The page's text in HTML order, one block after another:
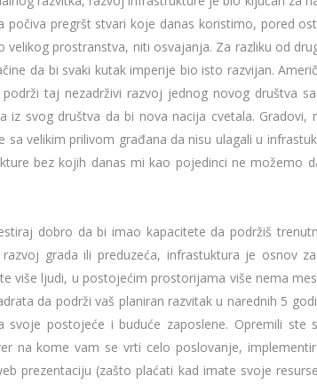
pregršt stvari koje danas koristimo, pored
prostranstva, niti osvajanja. Za razliku od
da bi svaki kutak imperije bio isto razvijan.
taj nezadrživi razvoj jednog novog društva
svog društva da bi nova nacija cvetala. Gradovi,
velikim prilivom građana da nisu ulagali u
bez kojih danas mi kao pojedinci ne možemo
dobro da bi imao kapacitete da podržiš
grada ili preduzeća, infrastuktura je osnov
više ljudi, u postojećim prostorijama više nema
da podrži vaš planiran razvitak u narednih 5
postojeće i buduće zaposlene. Opremili ste
na kome vam se vrti celo poslovanje,
prezentaciju (zašto plaćati kad imate svoje